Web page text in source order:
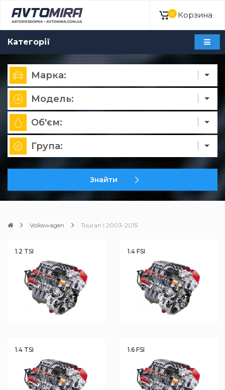
0 Корзина
Категорії
Марка:
Модель:
Об'єм:
Група:
Знайти
Volkswagen Touran I 2003-2015
1.2 TSI 1.4 FSI
1.4 TSI 1.6 FSI